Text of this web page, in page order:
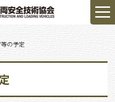
の予定